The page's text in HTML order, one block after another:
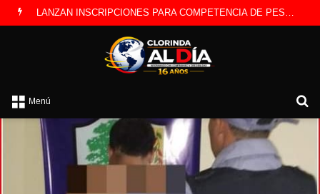
CLORINDA CREATIVA LANZA ESTE SÁBADO LA EDICIÓN DÍA DEL NIÑO
Menú